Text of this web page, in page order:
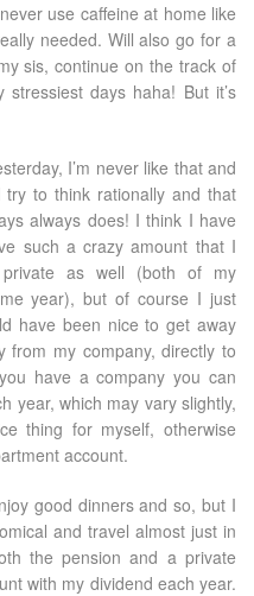
use caffeine at home like
needed. Will also go for a
sis, continue on the track of
days haha! But it’s
I’m never like that and
to think rationally and that
always does! I think I have
such a crazy amount that I
as well (both of my
year), but of course I just
have been nice to get away
from my company, directly to
have a company you can
year, which may vary slightly,
thing for myself, otherwise
account.
good dinners and so, but I
and travel almost just in
the pension and a private
with my dividend each year.